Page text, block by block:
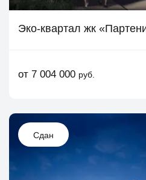
Эко-квартал жк
от 7 004 000 руб.
Сдан